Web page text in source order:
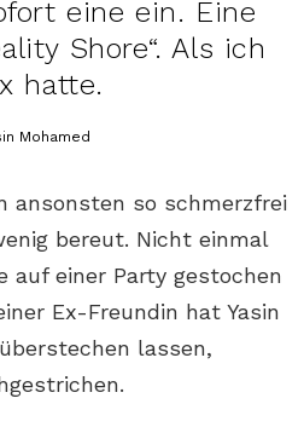
eine ein. Eine
Shore“. Als ich
hatte.
Mohamed
ansonsten so schmerzfrei
bereut. Nicht einmal
auf einer Party gestochen
Ex-Freundin hat Yasin
lassen,